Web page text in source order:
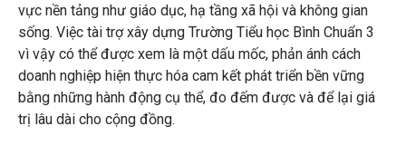
vực nền tảng như giáo dục, hạ tầng xã hội và không gian
sống. Việc tài trợ xây dựng Trường Tiểu học Bình Chuẩn 3
vì vậy có thể được xem là một dấu mốc, phản ánh cách
doanh nghiệp hiện thực hóa cam kết phát triển bền vững
bằng những hành động cụ thể, đo đếm được và để lại giá
trị lâu dài cho cộng đồng.